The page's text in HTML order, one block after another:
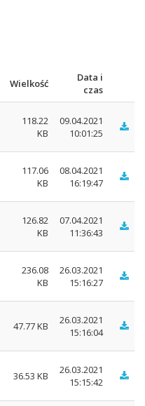
Wielkość
Data i
czas
118.22
KB
09.04.2021
10:01:25
117.06
KB
08.04.2021
16:19:47
126.82
KB
07.04.2021
11:36:43
236.08
KB
26.03.2021
15:16:27
47.77 KB
26.03.2021
15:16:04
36.53 KB
26.03.2021
15:15:42